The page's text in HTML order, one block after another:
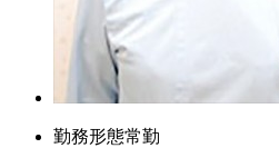
勤務形態常勤